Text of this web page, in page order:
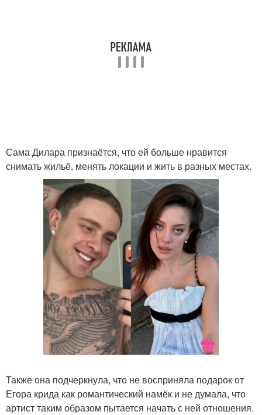
Сама Дилара признаётся, что ей больше нравится
снимать жильё, менять локации и жить в разных местах.
Также она подчеркнула, что не восприняла подарок от
Егора крида как романтический намёк и не думала, что
артист таким образом пытается начать с ней отношения.